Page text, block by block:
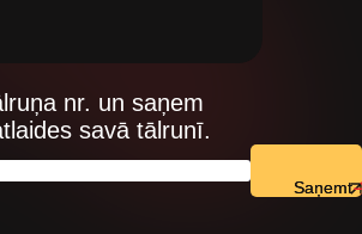
nr. un saņem
savā tālrunī.